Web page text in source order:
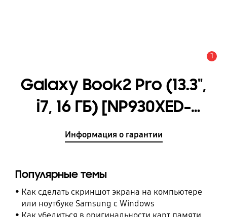
1
Galaxy Book2 Pro (13.3",
i7, 16 ГБ) [NP930XED-
KA2RU]
Информация о гарантии
Популярные темы
Как сделать скриншот экрана на компьютере
или ноутбуке Samsung с Windows